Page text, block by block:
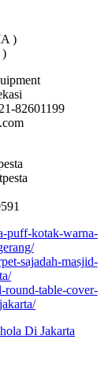
)
)
82601199
puff-kotak-warna-
sajadah-masjid-
round-table-cover-